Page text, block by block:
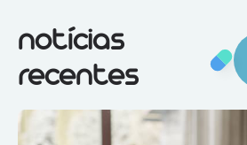
notícias
recentes